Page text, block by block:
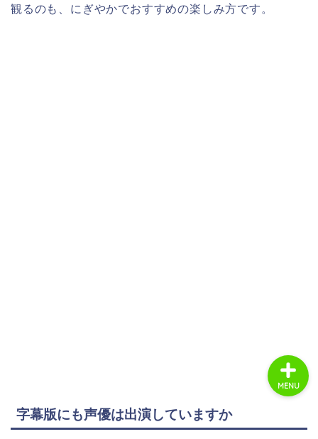
観るのも、にぎやかでおすすめの楽しみ方です。
字幕版にも声優は出演していますか
MENU